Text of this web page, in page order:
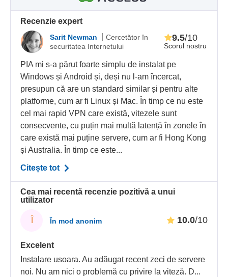
Recenzie expert
Sarit Newman
Cercetător în
securitatea Internetului
Scorul nostru
9.5/10
PIA mi s-a părut foarte simplu de instalat pe
Windows și Android și, deși nu l-am încercat,
presupun că are un standard similar și pentru alte
platforme, cum ar fi Linux și Mac. În timp ce nu este
cel mai rapid VPN care există, vitezele sunt
consecvente, cu puțin mai multă latență în zonele în
care există mai puține servere, cum ar fi Hong Kong
și Australia. În timp ce este...
Citește tot
Cea mai recentă recenzie pozitivă a unui
utilizator
În mod anonim 10.0/10
Excelent
Instalare usoara. Au adăugat recent zeci de servere
noi. Nu am nici o problemă cu privire la viteză. D...